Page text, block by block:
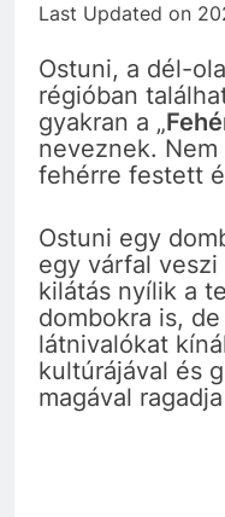
Last Updated on
Ostuni, a dél-
régióban
gyakran a „
neveznek.
fehérre festett
Ostuni egy
egy várfal
kilátás nyílik a
dombokra is,
látnivalókat
kultúrájával és
magával